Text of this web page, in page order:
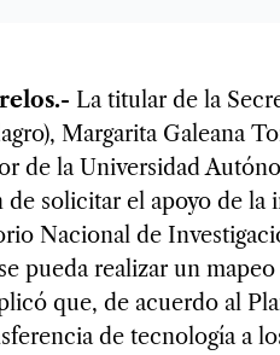
La titular de la
Margarita Galeana
de la Universidad
de solicitar el apoyo de la
Nacional de
pueda realizar un
que, de acuerdo al
de tecnología a